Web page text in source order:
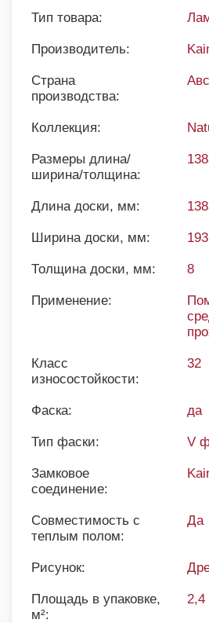
Тип товара:
Производитель:
Страна
производства:
Коллекция:
Размеры длина/
ширина/толщина:
Длина доски, мм:
Ширина доски, мм: 193
Толщина доски, мм: 8
Применение:
Класс
износостойкости:
32
Фаска: да
Тип фаски: V
Замковое
соединение:
Совместимость с
теплым полом:
Да
Рисунок:
Площадь в упаковке,
м²:
2,4